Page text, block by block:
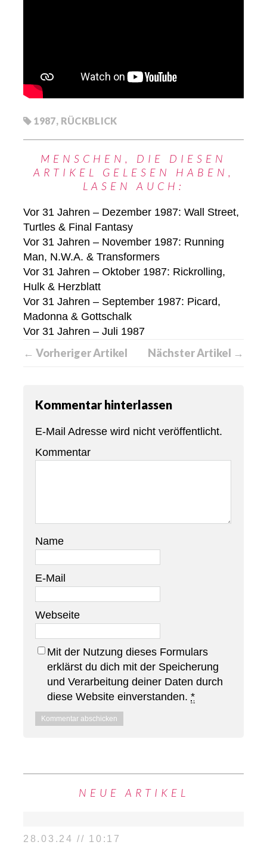
1987, RÜCKBLICK
MENSCHEN, DIE DIESEN
ARTIKEL GELESEN HABEN,
LASEN AUCH:
Vor 31 Jahren – Dezember 1987: Wall Street,
Turtles & Final Fantasy
Vor 31 Jahren – November 1987: Running
Man, N.W.A. & Transformers
Vor 31 Jahren – Oktober 1987: Rickrolling,
Hulk & Herzblatt
Vor 31 Jahren – September 1987: Picard,
Madonna & Gottschalk
Vor 31 Jahren – Juli 1987
← Vorheriger Artikel Nächster Artikel →
Kommentar hinterlassen
E-Mail Adresse wird nicht veröffentlicht.
Kommentar
Name
E-Mail
Webseite
Mit der Nutzung dieses Formulars
erklärst du dich mit der Speicherung
und Verarbeitung deiner Daten durch
diese Website einverstanden. *
NEUE ARTIKEL
28.03.24 // 10:17